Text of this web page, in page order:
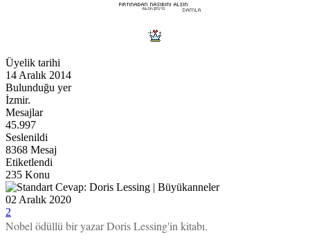
Üyelik tarihi
14 Aralık 2014
Bulunduğu yer
İzmir.
Mesajlar
45.997
Seslenildi
8368 Mesaj
Etiketlendi
235 Konu
Cevap: Doris Lessing | Büyükanneler
02 Aralık 2020
2
Nobel ödüllü bir yazar Doris Lessing'in kitabı.